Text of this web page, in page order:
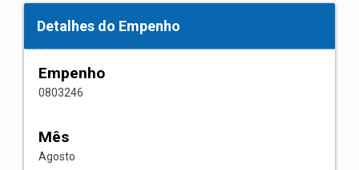
Detalhes do Empenho
Empenho
0803246
Mês
Agosto